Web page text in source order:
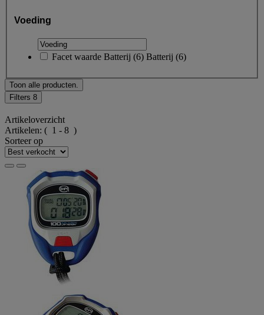
Voeding
Facet waarde Batterij (6) Batterij (6)
Toon alle producten.
Filters 8
Artikeloverzicht
Artikelen: ( 1 - 8 )
Sorteer op